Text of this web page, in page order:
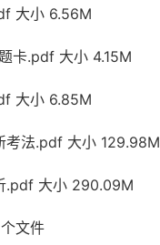
大小 6.56M
卡.pdf 大小 4.15M
大小 6.85M
考法.pdf 大小 129.98M
.pdf 大小 290.09M
文件